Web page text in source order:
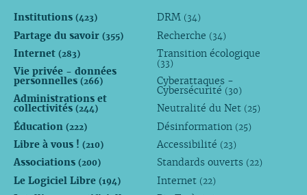
Institutions (423)
Partage du savoir (355)
Internet (283)
Vie privée - données
personnelles (266)
Administrations et
collectivités (244)
Éducation (222)
Libre à vous ! (210)
Associations (200)
Le Logiciel Libre (194)
DRM (34)
Recherche (34)
Transition écologique
(33)
Cyberattaques -
Cybersécurité (30)
Neutralité du Net (25)
Désinformation (25)
Accessibilité (23)
Standards ouverts (22)
Internet (22)